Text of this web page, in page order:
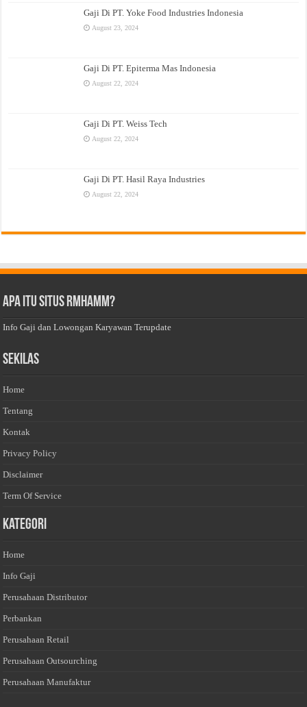
Gaji Di PT. Yoke Food Industries Indonesia
August 23, 2024
Gaji Di PT. Epiterma Mas Indonesia
August 22, 2024
Gaji Di PT. Weiss Tech
August 22, 2024
Gaji Di PT. Hasil Raya Industries
August 22, 2024
Apa Itu Situs Rmhamm?
Info Gaji dan Lowongan Karyawan Terupdate
Sekilas
Home
Tentang
Kontak
Privacy Policy
Disclaimer
Term Of Service
Kategori
Home
Info Gaji
Perusahaan Distributor
Perbankan
Perusahaan Retail
Perusahaan Outsourching
Perusahaan Manufaktur